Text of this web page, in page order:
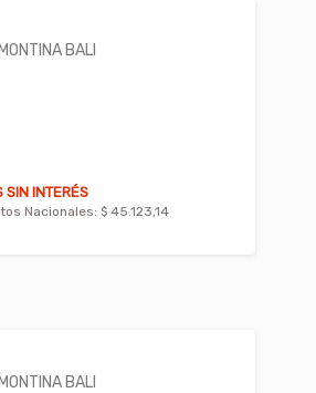
BALI
SIN INTERÉS
Nacionales: $ 45.123,14
BALI